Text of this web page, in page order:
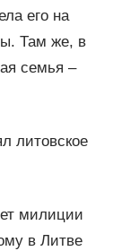
его на
Там же, в
семья –
литовское
милиции
в Литве